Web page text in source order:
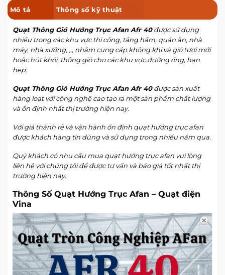
Mô tả Thông số kỹ thuật
Quạt Thông Gió Hướng Trục Afan Afr 40được sử dụng
nhiều trong các khu vực thi công, tầng hầm, quán ăn, nhà
máy, nhà xưởng, ,,, nhằm cung cấp không khí và gió tươi mới
hoặc hút khói, thông gió cho các khu vực đường ống, hạn
hẹp.
Quạt Thông Gió Hướng Trục Afan Afr 40được sản xuất
hàng loạt với công nghệ cao tạo ra một sản phẩm chất lượng
và ổn định nhất thị trường hiện nay.
Với giá thành rẻ và vận hành ổn định quạt hướng trục afan
được khách hàng tin dùng và sử dụng trong nhiều năm qua.
Quý khách có nhu cầu mua quạt hướng trục afan vui lòng
liên hệ với chúng tôi để được tư vấn và báo giá tốt nhất thị
trường hiện nay.
Thông Số Quạt Hướng Trục Afan – Quạt điện
Vina